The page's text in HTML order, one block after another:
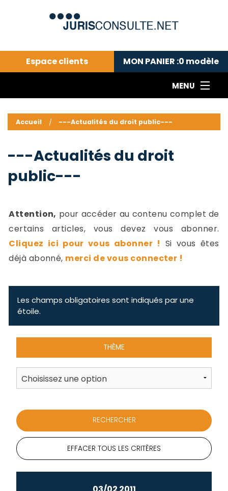
Espace clients MON PANIER :0 modèle
MENU
---Actualités du droit public---
Droit pénal---
Droit privé ---
Abonnement aux actualités
Accueil ---Actualités du droit public---
---Actualités du droit
public---
Attention, pour accéder au contenu complet de
certains articles, vous devez vous abonner.
Cliquez ici pour vous abonner ! Si vous êtes
déjà abonné, merci de vous connecter !
Les champs obligatoires sont indiqués par une
étoile.
THÈME
EFFACER TOUS LES CRITÈRES